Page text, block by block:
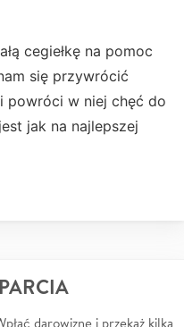
cegiełkę na pomoc
się przywrócić
powróci w niej chęć do
jak na najlepszej
darowiznę i przekaż kilka